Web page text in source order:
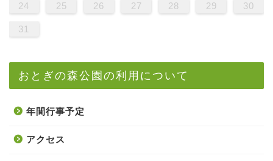
24 25 26 27 28 29 30
31
おとぎの森公園の利用について
年間行事予定
アクセス